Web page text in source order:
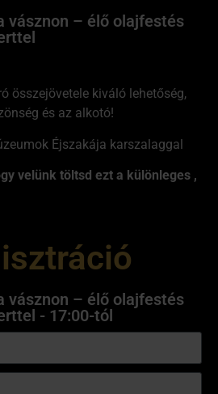
vásznon – élő olajfestés
összejövetele kiváló lehetőség,
és az alkotó!
Éjszakája karszalaggal
velünk töltsd ezt a különleges ,
vásznon – élő olajfestés
- 17:00-tól